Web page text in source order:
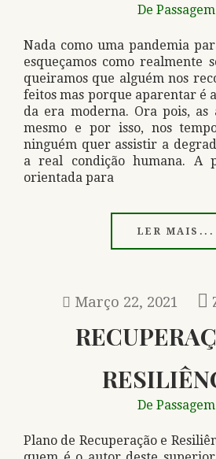
De Passagem
Nada como uma pandemia
esqueçamos como realmente
queiramos que alguém nos
feitos mas porque aparentar é
da era moderna. Ora pois, as
mesmo e por isso, nos
ninguém quer assistir a
a real condição humana. A
orientada para
LER MAIS...
Março 22, 2021
De Passagem
Plano de Recuperação e